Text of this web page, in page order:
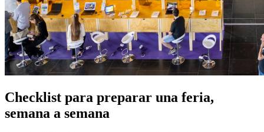
Checklist para preparar una feria,
semana a semana